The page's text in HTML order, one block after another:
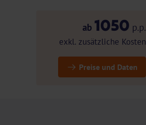
ab 1050 p.p.
exkl. zusätzliche Kosten
Preise und Daten